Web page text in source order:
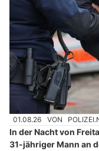
01.08.26 VON
In der Nacht von
31-jähriger Mann an